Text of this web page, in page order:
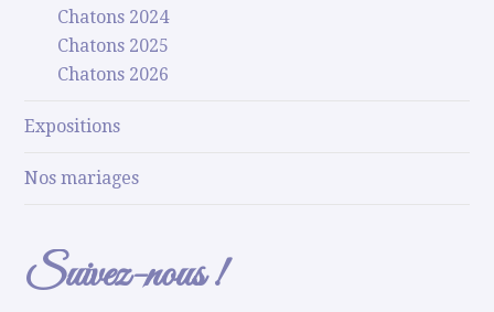
Chatons 2024
Chatons 2025
Chatons 2026
Expositions
Nos mariages
Suivez-nous !